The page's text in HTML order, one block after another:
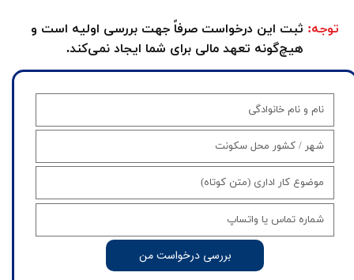
بررسی درخواست من
توجه: ثبت این درخواست صرفاً جهت بررسی اولیه است و
هیچ‌گونه تعهد مالی برای شما ایجاد نمی‌کند.​​​​​​​